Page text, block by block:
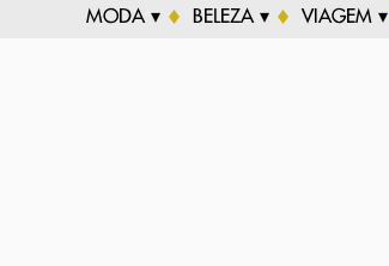
MODA ▾ BELEZA ▾ VIAGEM ▾